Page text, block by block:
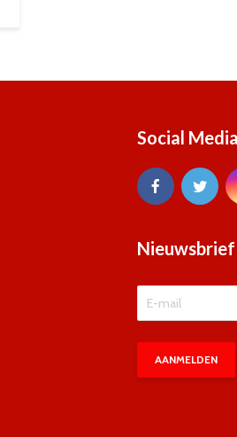
Social Media
Nieuwsbrief